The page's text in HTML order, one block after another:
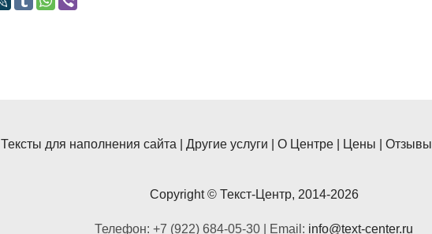
Тексты для наполнения сайта Другие услуги О Центре| Цены Отзывы
Copyright © Текст-Центр, 2014-2026
Телефон: +7 (922) 684-05-30 Email: info@text-center.ru